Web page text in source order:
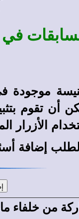
في
موجودة
أن تقوم
لطلب إضافة
من